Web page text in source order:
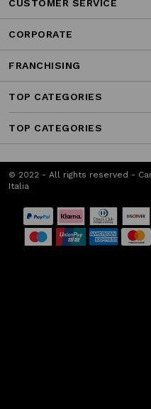
CUSTOMER SERVICE
CORPORATE
FRANCHISING
TOP CATEGORIES
TOP CATEGORIES
© 2022 - All rights reserved -
Italia